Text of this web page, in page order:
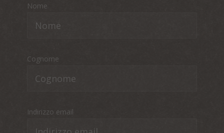
Nome
Cognome
Indirizzo email